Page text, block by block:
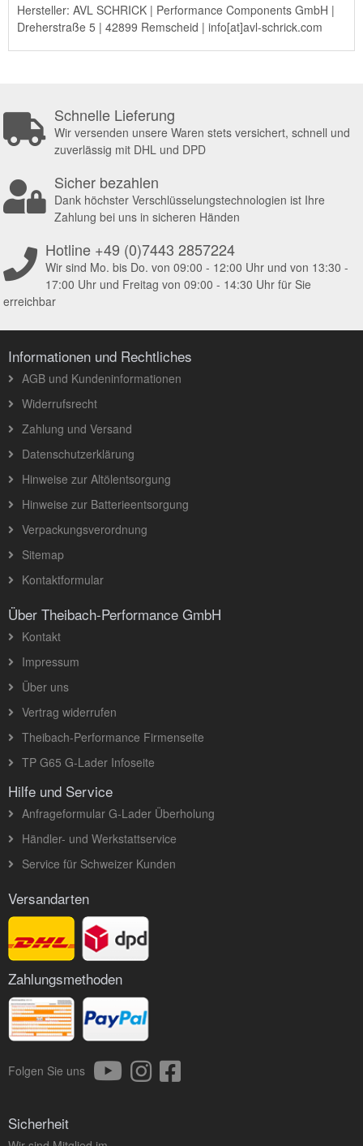
Hersteller: AVL SCHRICK | Performance Components GmbH |
Dreherstraße 5 | 42899 Remscheid | info[at]avl-schrick.com
Schnelle Lieferung
Wir versenden unsere Waren stets versichert, schnell und
zuverlässig mit DHL und DPD
Sicher bezahlen
Dank höchster Verschlüsselungstechnologien ist Ihre
Zahlung bei uns in sicheren Händen
Hotline +49 (0)7443 2857224
Wir sind Mo. bis Do. von 09:00 - 12:00 Uhr und von 13:30 -
17:00 Uhr und Freitag von 09:00 - 14:30 Uhr für Sie
erreichbar
Informationen und Rechtliches
AGB und Kundeninformationen
Widerrufsrecht
Zahlung und Versand
Datenschutzerklärung
Hinweise zur Altölentsorgung
Hinweise zur Batterieentsorgung
Verpackungsverordnung
Sitemap
Kontaktformular
Über Theibach-Performance GmbH
Kontakt
Impressum
Über uns
Vertrag widerrufen
Theibach-Performance Firmenseite
TP G65 G-Lader Infoseite
Hilfe und Service
Anfrageformular G-Lader Überholung
Händler- und Werkstattservice
Service für Schweizer Kunden
Versandarten
Zahlungsmethoden
Folgen Sie uns
Sicherheit